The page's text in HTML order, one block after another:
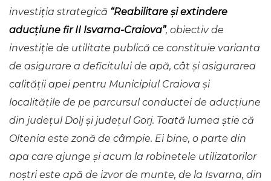
investiția strategică “Reabilitare și extindere
aducțiune fir II Isvarna-Craiova”, obiectiv de
investiție de utilitate publică ce constituie varianta
de asigurare a deficitului de apă, cât și asigurarea
calității apei pentru Municipiul Craiova și
localitățile de pe parcursul conductei de aducțiune
din județul Dolj și județul Gorj. Toată lumea știe că
Oltenia este zonă de câmpie. Ei bine, o parte din
apa care ajunge și acum la robinetele utilizatorilor
noștri este apă de izvor de munte, de la Isvarna, din